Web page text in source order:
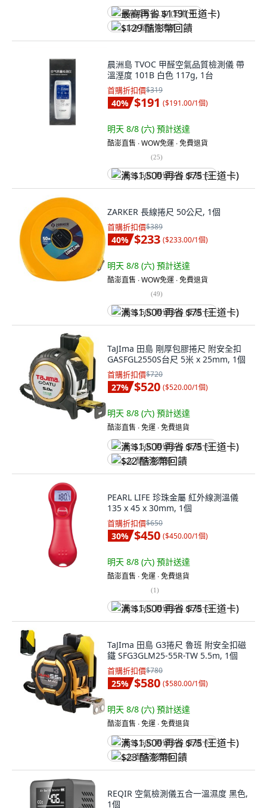
最高再省 $119 (王道卡)
$129 酷澎幣回饋
晨洲島 TVOC 甲醛空氣品質檢測儀 帶
溫溼度 101B 白色 117g, 1台
首購折扣價$319
40% $191 ($191.00/1個)
明天 8/8 (六) 預計送達
酷澎直售 ∙ WOW免運 ∙ 免費退貨
(25)
满 $1,500 再省 $75 (王道卡)
ZARKER 長線捲尺 50公尺, 1個
首購折扣價$389
40% $233 ($233.00/1個)
明天 8/8 (六) 預計送達
酷澎直售 ∙ WOW免運 ∙ 免費退貨
(49)
满 $1,500 再省 $75 (王道卡)
TaJIma 田島 剛厚包膠捲尺 附安全扣
GASFGL2550S台尺 5米 x 25mm, 1個
首購折扣價$720
27% $520 ($520.00/1個)
明天 8/8 (六) 預計送達
酷澎直售 ∙ 免運 ∙ 免費退貨
满 $1,500 再省 $75 (王道卡)
$22 酷澎幣回饋
PEARL LIFE 珍珠金屬 紅外線測溫儀
135 x 45 x 30mm, 1個
首購折扣價$650
30% $450 ($450.00/1個)
明天 8/8 (六) 預計送達
酷澎直售 ∙ 免運 ∙ 免費退貨
(1)
满 $1,500 再省 $75 (王道卡)
TaJIma 田島 G3捲尺 魯班 附安全扣磁
鐵 SFG3GLM25-55R-TW 5.5m, 1個
首購折扣價$780
25% $580 ($580.00/1個)
明天 8/8 (六) 預計送達
酷澎直售 ∙ 免運 ∙ 免費退貨
满 $1,500 再省 $75 (王道卡)
$23 酷澎幣回饋
REQIR 空氣檢測儀五合一溫濕度 黑色,
1個